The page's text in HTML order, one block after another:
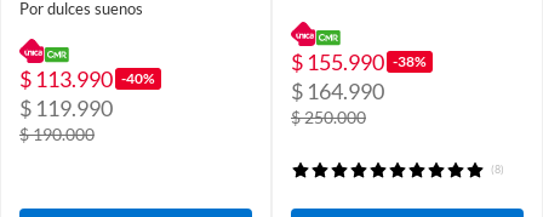
Por dulces suenos
$ 113.990 -40%
$ 119.990
$ 190.000
$ 155.990 -38%
$ 164.990
$ 250.000
(8)